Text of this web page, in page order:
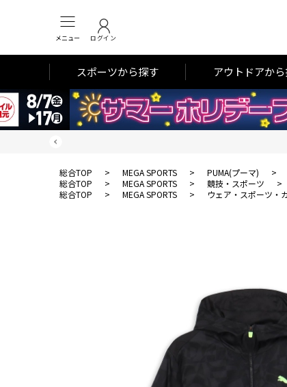
メニュー ログイン
スポーツから探す アウトドアか
総合TOP > MEGA SPORTS > PUMA(プーマ) >
総合TOP
> MEGA SPORTS > 競技・スポーツ >
総合TOP
> MEGA SPORTS > ウェア・スポーツ・